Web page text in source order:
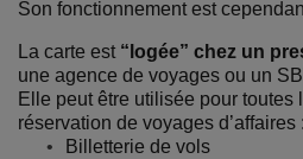
Son fonctionnement est
La carte est “logée” chez un
une agence de voyages ou un
Elle peut être utilisée pour toutes
réservation de voyages d’affaires :
Billetterie de vols